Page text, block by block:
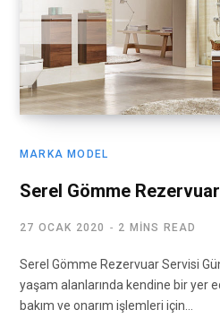
MARKA MODEL
Serel Gömme
27 OCAK 2020 2 MINS READ
Serel Gömme Rezervuar Servisi
yaşam alanlarında kendine bir yer
bakım ve onarım işlemleri için…